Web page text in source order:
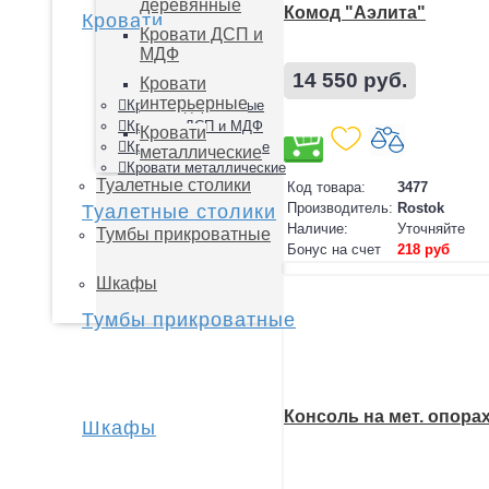
Кровати
Кровати деревянные
Кровати ДСП и МДФ
Кровати интерьерные
Кровати металлические
Туалетные столики
Тумбы прикроватные
Шкафы
деревянные
Кровати ДСП и
МДФ
Кровати
интерьерные
Кровати
металлические
Туалетные столики
Тумбы прикроватные
Шкафы
Комод "Аэлита"
14 550 руб.
Код товара:
3477
Производитель: Rostok
Наличие:
Уточняйте
Бонус на счет
218 руб
Консоль на мет.